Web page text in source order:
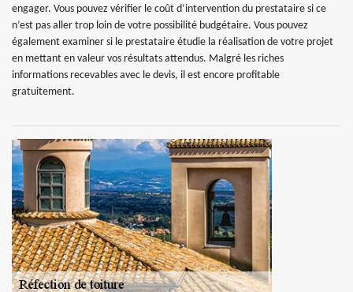
engager. Vous pouvez vérifier le coût d’intervention du prestataire si ce
n’est pas aller trop loin de votre possibilité budgétaire. Vous pouvez
également examiner si le prestataire étudie la réalisation de votre projet
en mettant en valeur vos résultats attendus. Malgré les riches
informations recevables avec le devis, il est encore profitable
gratuitement.